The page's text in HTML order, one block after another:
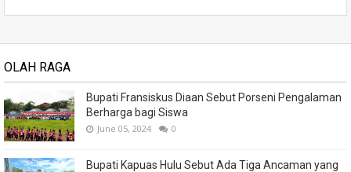
OLAH RAGA
Bupati Fransiskus Diaan Sebut Porseni Pengalaman
Berharga bagi Siswa
June 05, 2024 0
Bupati Kapuas Hulu Sebut Ada Tiga Ancaman yang